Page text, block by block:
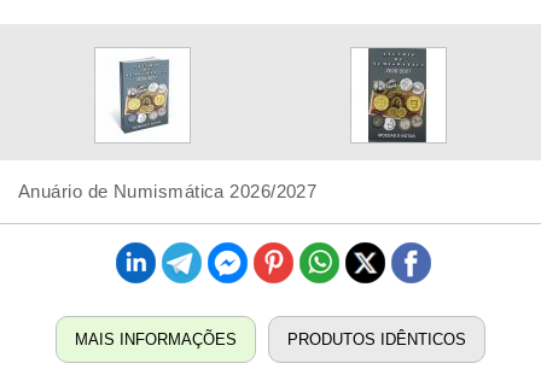
Anuário de Numismática 2026/2027
MAIS INFORMAÇÕES PRODUTOS IDÊNTICOS